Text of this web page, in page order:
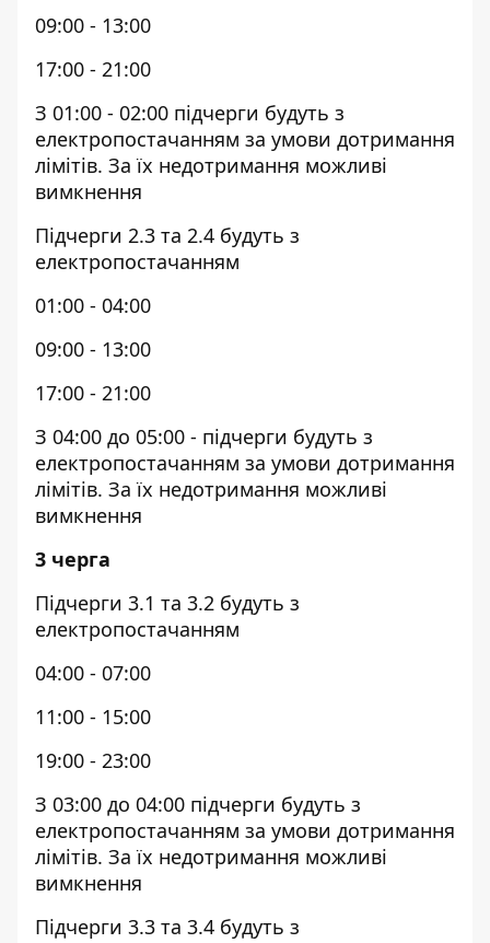
09:00 - 13:00
17:00 - 21:00
З 01:00 - 02:00 підчерги будуть з
електропостачанням за умови дотримання
лімітів. За їх недотримання можливі
вимкнення
Підчерги 2.3 та 2.4 будуть з
електропостачанням
01:00 - 04:00
09:00 - 13:00
17:00 - 21:00
З 04:00 до 05:00 - підчерги будуть з
електропостачанням за умови дотримання
лімітів. За їх недотримання можливі
вимкнення
3 черга
Підчерги 3.1 та 3.2 будуть з
електропостачанням
04:00 - 07:00
11:00 - 15:00
19:00 - 23:00
З 03:00 до 04:00 підчерги будуть з
електропостачанням за умови дотримання
лімітів. За їх недотримання можливі
вимкнення
Підчерги 3.3 та 3.4 будуть з